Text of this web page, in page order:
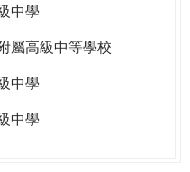
中學
屬高級中等學校
中學
中學